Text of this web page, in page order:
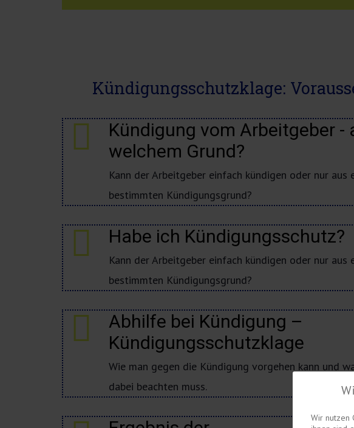
Mail
Kündigungsschutzklage:
Kündigung vom Arbeitgeber -
welchem Grund?
Kann der Arbeitgeber einfach kündigen oder nur aus
bestimmten Kündigungsgrund?
Habe ich Kündigungsschutz?
Kann der Arbeitgeber einfach kündigen oder nur aus
bestimmten Kündigungsgrund?
Abhilfe bei Kündigung –
Kündigungsschutzklage
Wie man gegen die Kündigung vorgehen kann und
dabei beachten muss.
Wir nutzen